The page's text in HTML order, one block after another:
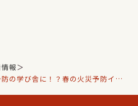
報＞
の学び舎に！？春の火災予防イベ